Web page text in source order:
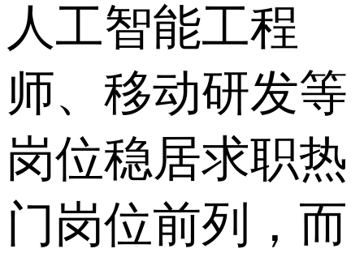
人工智能工程
师、移动研发等
岗位稳居求职热
门岗位前列，而